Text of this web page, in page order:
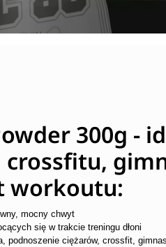
300g -
crossfitu,
workoutu:
mocny chwyt
się w trakcie treningu dłoni
podnoszenie ciężarów, crossfit,